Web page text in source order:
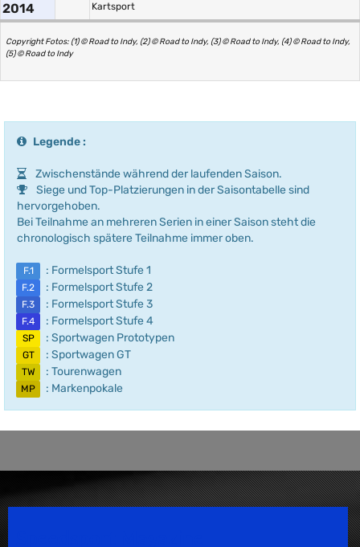
2014 Kartsport
Copyright Fotos: (1) © Road to Indy, (2) © Road to Indy, (3) © Road to Indy, (4) © Road to Indy,
(5) © Road to Indy
Legende :
Zwischenstände während der laufenden Saison.
Siege und Top-Platzierungen in der Saisontabelle sind
hervorgehoben.
Bei Teilnahme an mehreren Serien in einer Saison steht die
chronologisch spätere Teilnahme immer oben.
F.1 : Formelsport Stufe 1
F.2 : Formelsport Stufe 2
F.3 : Formelsport Stufe 3
F.4 : Formelsport Stufe 4
SP : Sportwagen Prototypen
GT : Sportwagen GT
TW : Tourenwagen
MP : Markenpokale